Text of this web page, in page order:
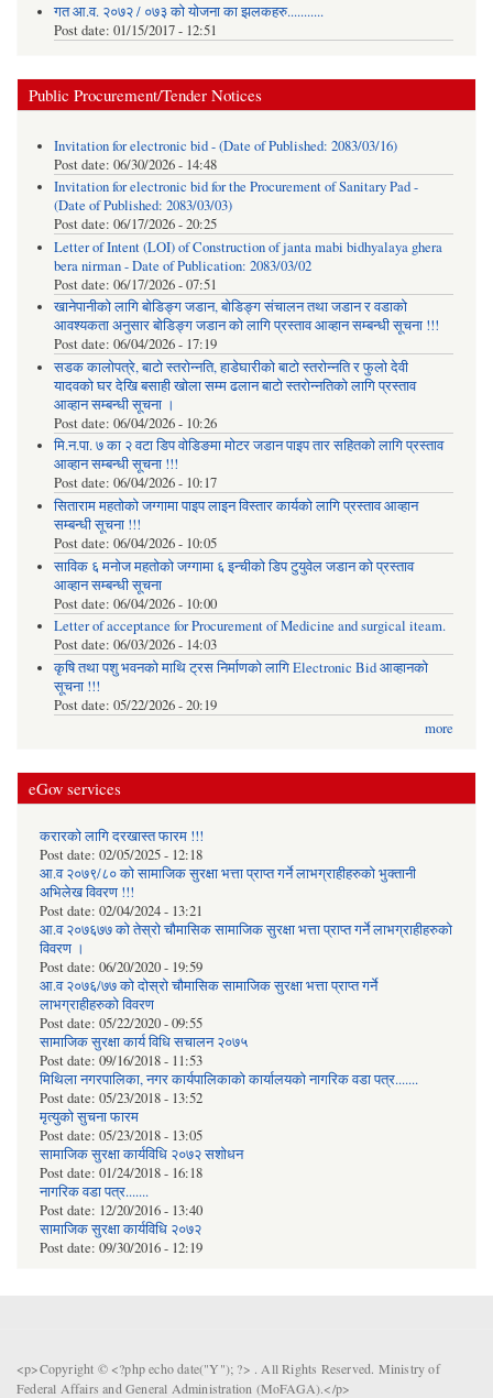
गत आ.व. २०७२ / ०७३ को योजना का झलकहरु...........
Post date: 01/15/2017 - 12:51
Public Procurement/Tender Notices
Invitation for electronic bid - (Date of Published: 2083/03/16)
Post date: 06/30/2026 - 14:48
Invitation for electronic bid for the Procurement of Sanitary Pad -
(Date of Published: 2083/03/03)
Post date: 06/17/2026 - 20:25
Letter of Intent (LOI) of Construction of janta mabi bidhyalaya ghera
bera nirman - Date of Publication: 2083/03/02
Post date: 06/17/2026 - 07:51
खानेपानीको लागि बोडिङ्ग जडान, बोडिङ्ग संचालन तथा जडान र वडाको
आवश्यकता अनुसार बोडिङ्ग जडान को लागि प्रस्ताव आव्हान सम्बन्धी सूचना !!!
Post date: 06/04/2026 - 17:19
सडक कालोपत्रे, बाटो स्तरोन्नति, हाडेघारीको बाटो स्तरोन्नति र फुलो देवी
यादवको घर देखि बसाही खोला सम्म ढलान बाटो स्तरोन्नतिको लागि प्रस्ताव
आव्हान सम्बन्धी सूचना ।
Post date: 06/04/2026 - 10:26
मि.न.पा. ७ का २ वटा डिप वोडिङमा मोटर जडान पाइप तार सहितको लागि प्रस्ताव
आव्हान सम्बन्धी सूचना !!!
Post date: 06/04/2026 - 10:17
सिताराम महतोको जग्गामा पाइप लाइन विस्तार कार्यको लागि प्रस्ताव आव्हान
सम्बन्धी सूचना !!!
Post date: 06/04/2026 - 10:05
साविक ६ मनोज महतोको जग्गामा ६ इन्चीको डिप टुयुवेल जडान को प्रस्ताव
आव्हान सम्बन्धी सूचना
Post date: 06/04/2026 - 10:00
Letter of acceptance for Procurement of Medicine and surgical iteam.
Post date: 06/03/2026 - 14:03
कृषि तथा पशु भवनको माथि ट्रस निर्माणको लागि Electronic Bid आव्हानको
सूचना !!!
Post date: 05/22/2026 - 20:19
more
eGov services
करारको लागि दरखास्त फारम !!!
Post date: 02/05/2025 - 12:18
आ.व २०७९/८० को सामाजिक सुरक्षा भत्ता प्राप्त गर्ने लाभग्राहीहरुको भुक्तानी
अभिलेख विवरण !!!
Post date: 02/04/2024 - 13:21
आ.व २०७६७७ को तेस्रो चौमासिक सामाजिक सुरक्षा भत्ता प्राप्त गर्ने लाभग्राहीहरुको
विवरण ।
Post date: 06/20/2020 - 19:59
आ.व २०७६/७७ को दोस्रो चौमासिक सामाजिक सुरक्षा भत्ता प्राप्त गर्ने
लाभग्राहीहरुको विवरण
Post date: 05/22/2020 - 09:55
सामाजिक सुरक्षा कार्य विधि स‌चालन २०७५
Post date: 09/16/2018 - 11:53
मिथिला नगरपालिका, नगर कार्यपालिकाको कार्यालयकाे नागरिक वडा पत्र.......
Post date: 05/23/2018 - 13:52
मृत्युको सुचना फारम
Post date: 05/23/2018 - 13:05
सामाजिक सुरक्षा कार्यविधि २०७२ स‌शाेधन
Post date: 01/24/2018 - 16:18
नागरिक वडा पत्र.......
Post date: 12/20/2016 - 13:40
सामाजिक सुरक्षा कार्यविधि २०७२
Post date: 09/30/2016 - 12:19
<p>Copyright © <?php echo date("Y"); ?> . All Rights Reserved. Ministry of
Federal Affairs and General Administration (MoFAGA).</p>